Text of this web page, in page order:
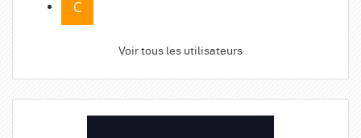
Voir tous les utilisateurs